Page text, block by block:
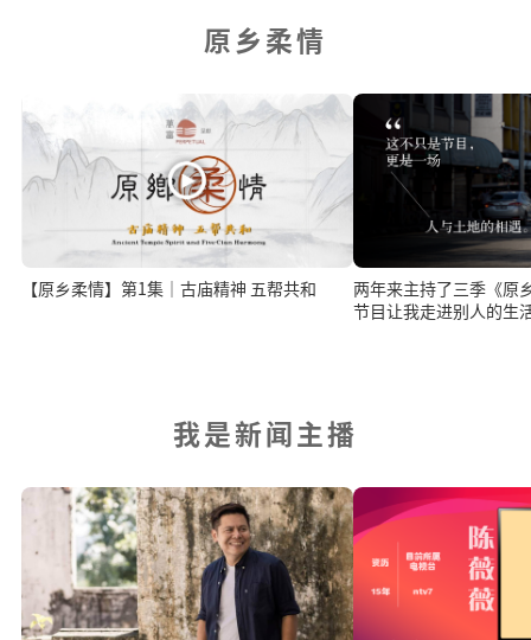
原乡柔情
【原乡柔情】第1集｜古庙精神 五帮共和
两年来主持了三季《原
节目让我走进别人的生
我是新闻主播